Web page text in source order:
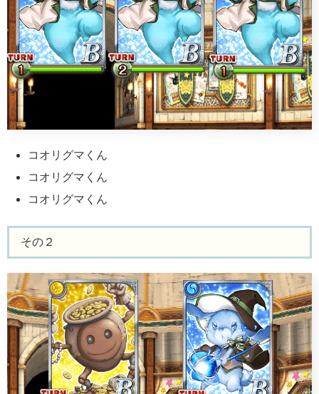
コオリグマくん
コオリグマくん
コオリグマくん
その２